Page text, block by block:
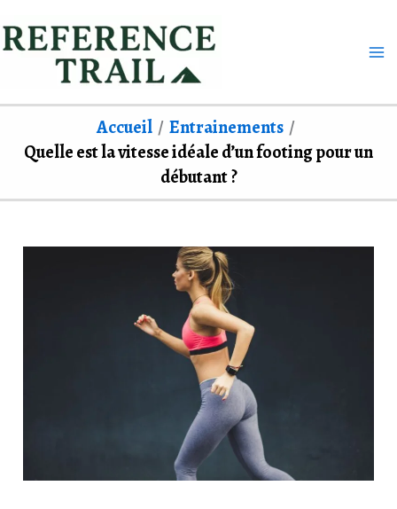
au
Accueil
Entrainements
Quelle est la vitesse idéale d’un footing pour un
débutant ?